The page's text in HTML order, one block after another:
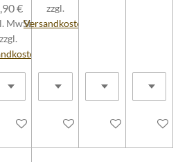
€
MwSt
zzgl.
In den Warenkorb
zzgl.
Versandkosten
In den WarenkorbIn den Warenkorb
In den